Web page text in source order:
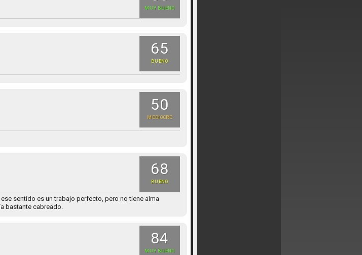
MUY BUENO
65
BUENO
50
MEDIOCRE
68
BUENO
sentido es un trabajo perfecto, pero no tiene alma
bastante cabreado.
84
MUY BUENO